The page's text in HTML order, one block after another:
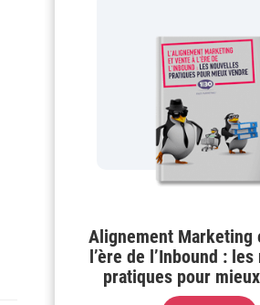
Alignement Marketing
l’ère de l’Inbound :
pratiques pour